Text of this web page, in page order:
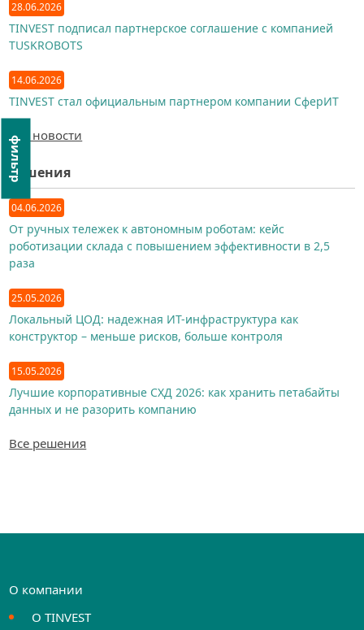
фильтр
28.06.2026
TINVEST подписал партнерское соглашение с компанией
TUSKROBOTS
14.06.2026
TINVEST стал официальным партнером компании СферИТ
Все новости
Решения
04.06.2026
От ручных тележек к автономным роботам: кейс
роботизации склада с повышением эффективности в 2,5
раза
25.05.2026
Локальный ЦОД: надежная ИТ-инфраструктура как
конструктор – меньше рисков, больше контроля
15.05.2026
Лучшие корпоративные СХД 2026: как хранить петабайты
данных и не разорить компанию
Все решения
О компании
О TINVEST